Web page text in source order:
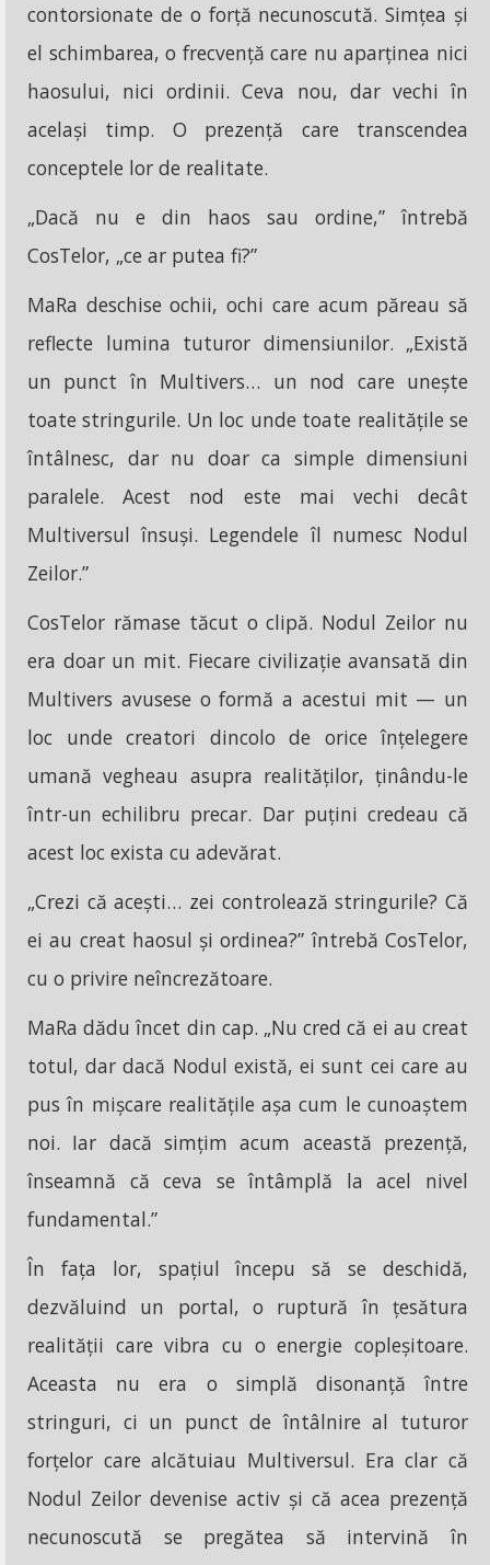
contorsionate de o forță necunoscută. Simțea și
el schimbarea, o frecvență care nu aparținea nici
haosului, nici ordinii. Ceva nou, dar vechi în
același timp. O prezență care transcendea
conceptele lor de realitate.
„Dacă nu e din haos sau ordine,” întrebă
CosTelor, „ce ar putea fi?”
MaRa deschise ochii, ochi care acum păreau să
reflecte lumina tuturor dimensiunilor. „Există
un punct în Multivers… un nod care unește
toate stringurile. Un loc unde toate realitățile se
întâlnesc, dar nu doar ca simple dimensiuni
paralele. Acest nod este mai vechi decât
Multiversul însuși. Legendele îl numesc Nodul
Zeilor.”
CosTelor rămase tăcut o clipă. Nodul Zeilor nu
era doar un mit. Fiecare civilizație avansată din
Multivers avusese o formă a acestui mit — un
loc unde creatori dincolo de orice înțelegere
umană vegheau asupra realităților, ținându-le
într-un echilibru precar. Dar puțini credeau că
acest loc exista cu adevărat.
„Crezi că acești… zei controlează stringurile? Că
ei au creat haosul și ordinea?” întrebă CosTelor,
cu o privire neîncrezătoare.
MaRa dădu încet din cap. „Nu cred că ei au creat
totul, dar dacă Nodul există, ei sunt cei care au
pus în mișcare realitățile așa cum le cunoaștem
noi. Iar dacă simțim acum această prezență,
înseamnă că ceva se întâmplă la acel nivel
fundamental.”
În fața lor, spațiul începu să se deschidă,
dezvăluind un portal, o ruptură în țesătura
realității care vibra cu o energie copleșitoare.
Aceasta nu era o simplă disonanță între
stringuri, ci un punct de întâlnire al tuturor
forțelor care alcătuiau Multiversul. Era clar că
Nodul Zeilor devenise activ și că acea prezență
necunoscută se pregătea să intervină în